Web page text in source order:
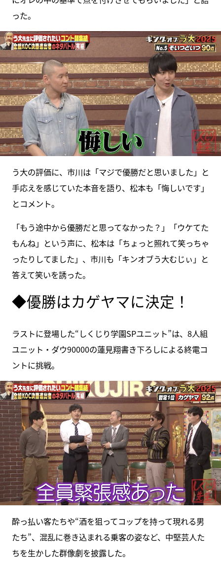
った。
う大の評価に、市川は「マジで優勝だと思いました」と
手応えを感じていた本音を語り、松本も「悔しいです」
とコメント。
「もう途中から優勝だと思ってなかった？」「ウケてた
もんね」という声に、松本は「ちょっと照れて笑っちゃ
ったりしてました」、市川も「キンオブう大むじぃ」と
答えて笑いを誘った。
◆優勝はカゲヤマに決定！
ラストに登場した“しくじり学園SPユニット”は、8人組
ユニット・ダウ90000の蓮見翔書き下ろしによる終電コ
ントに挑戦。
酔っ払い客たちや“酒を狙ってコップを持って現れる男
たち”、混乱に巻き込まれる乗客の姿など、中堅芸人た
ちを生かした群像劇を披露した。